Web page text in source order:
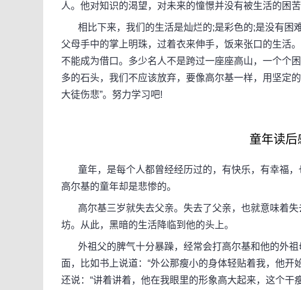
人。他对知识的渴望，对未来的憧憬并没有被生活的困
相比下来，我们的生活是灿烂的;是彩色的;是没有困
父母手中的掌上明珠，过着衣来伸手，饭来张口的生活
不能成为借口。多少名人不是跨过一座座高山，一个个
多的石头，我们不应该放弃，要像高尔基一样，用坚定
大徒伤悲”。努力学习吧!
童年读后
童年，是每个人都曾经经历过的，有快乐，有幸福
高尔基的童年却是悲惨的。
高尔基三岁就失去父亲。失去了父亲，也就意味着失
坊。从此，黑暗的生活降临到他的头上。
外祖父的脾气十分暴躁，经常会打高尔基和他的外祖
面，比如书上说道：“外公那瘦小的身体轻贴着我，他
还说：“讲着讲着，他在我眼里的形象高大起来，这个